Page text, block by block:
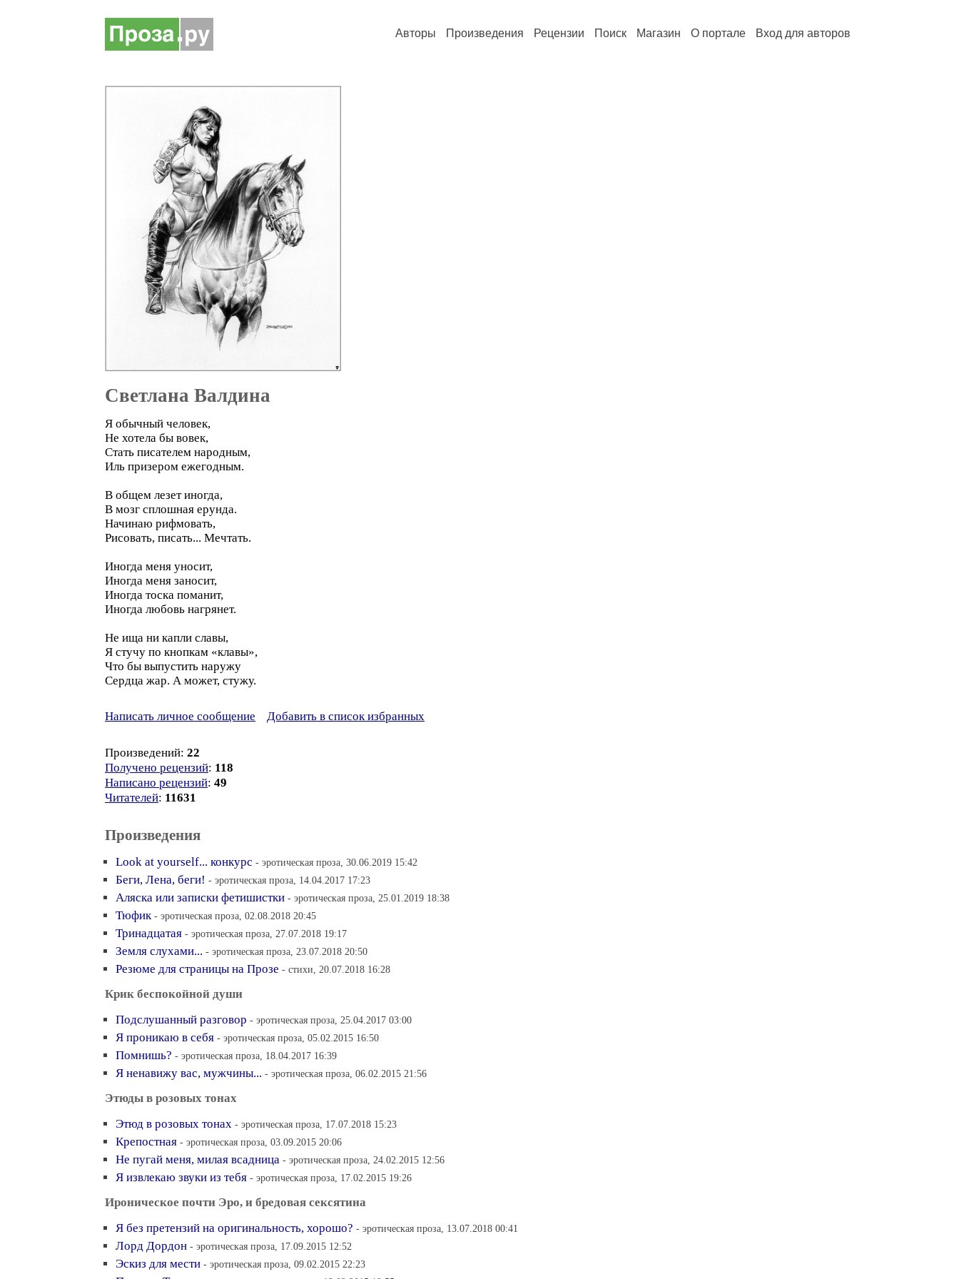
Авторы Произведения Рецензии Поиск Магазин О портале Вход для авторов
Светлана Валдина
Я обычный человек,
Не хотела бы вовек,
Стать писателем народным,
Иль призером ежегодным.
В общем лезет иногда,
В мозг сплошная ерунда.
Начинаю рифмовать,
Рисовать, писать... Мечтать.
Иногда меня уносит,
Иногда меня заносит,
Иногда тоска поманит,
Иногда любовь нагрянет.
Не ища ни капли славы,
Я стучу по кнопкам «клавы»,
Что бы выпустить наружу
Сердца жар. А может, стужу.
Написать личное сообщение Добавить в список избранных
Произведений: 22
Получено рецензий: 118
Написано рецензий: 49
Читателей: 11631
Произведения
Look at yourself... конкурс - эротическая проза, 30.06.2019 15:42
Беги, Лена, беги! - эротическая проза, 14.04.2017 17:23
Аляска или записки фетишистки - эротическая проза, 25.01.2019 18:38
Тюфик - эротическая проза, 02.08.2018 20:45
Тринадцатая - эротическая проза, 27.07.2018 19:17
Земля слухами... - эротическая проза, 23.07.2018 20:50
Резюме для страницы на Прозе - стихи, 20.07.2018 16:28
Крик беспокойной души
Подслушанный разговор - эротическая проза, 25.04.2017 03:00
Я проникаю в себя - эротическая проза, 05.02.2015 16:50
Помнишь? - эротическая проза, 18.04.2017 16:39
Я ненавижу вас, мужчины... - эротическая проза, 06.02.2015 21:56
Этюды в розовых тонах
Этюд в розовых тонах - эротическая проза, 17.07.2018 15:23
Крепостная - эротическая проза, 03.09.2015 20:06
Не пугай меня, милая всадница - эротическая проза, 24.02.2015 12:56
Я извлекаю звуки из тебя - эротическая проза, 17.02.2015 19:26
Ироническое почти Эро, и бредовая сексятина
Я без претензий на оригинальность, хорошо? - эротическая проза, 13.07.2018 00:41
Лорд Дордон - эротическая проза, 17.09.2015 12:52
Эскиз для мести - эротическая проза, 09.02.2015 22:23